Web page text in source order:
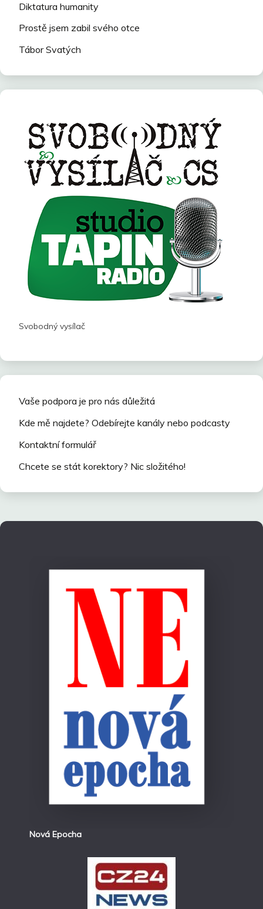
Diktatura humanity
Prostě jsem zabil svého otce
Tábor Svatých
Svobodný vysílač
Vaše podpora je pro nás důležitá
Kde mě najdete? Odebírejte kanály nebo podcasty
Kontaktní formulář
Chcete se stát korektory? Nic složitého!
Nová Epocha